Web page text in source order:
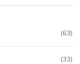
(63)
(33)